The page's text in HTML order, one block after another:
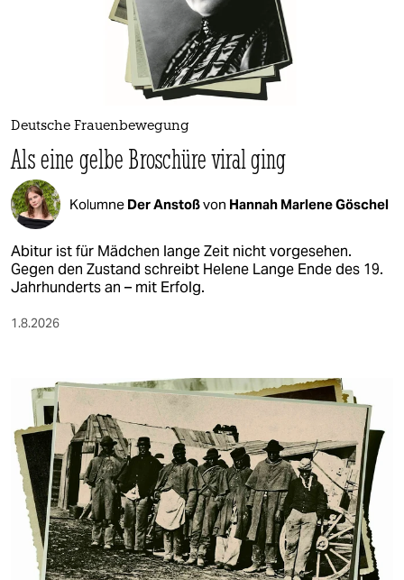
verlag
verlag
veranstaltungen
shop
fragen & hilfe
unterstützen
epaper login
Deutsche Frauenbewegung
Als eine gelbe Broschüre viral ging
Kolumne Der Anstoßvon Hannah Marlene Göschel
Abitur ist für Mädchen lange Zeit nicht vorgesehen.
Gegen den Zustand schreibt Helene Lange Ende des 19.
Jahrhunderts an – mit Erfolg.
1.8.2026